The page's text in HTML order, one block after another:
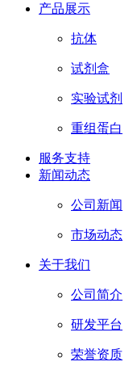
产品展示
抗体
试剂盒
实验试剂
重组蛋白
服务支持
新闻动态
公司新闻
市场动态
关于我们
公司简介
研发平台
荣誉资质